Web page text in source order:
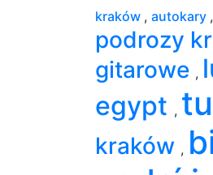
kraków , autokary ,
podrozy
gitarowe ,
egypt ,
kraków ,